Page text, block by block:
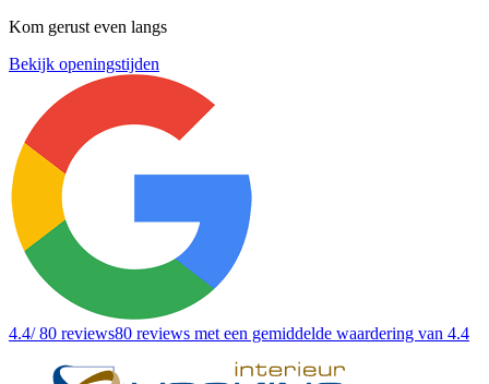
Kom gerust even langs
Bekijk openingstijden
4.4/ 80 reviews80 reviews met een gemiddelde waardering van 4.4